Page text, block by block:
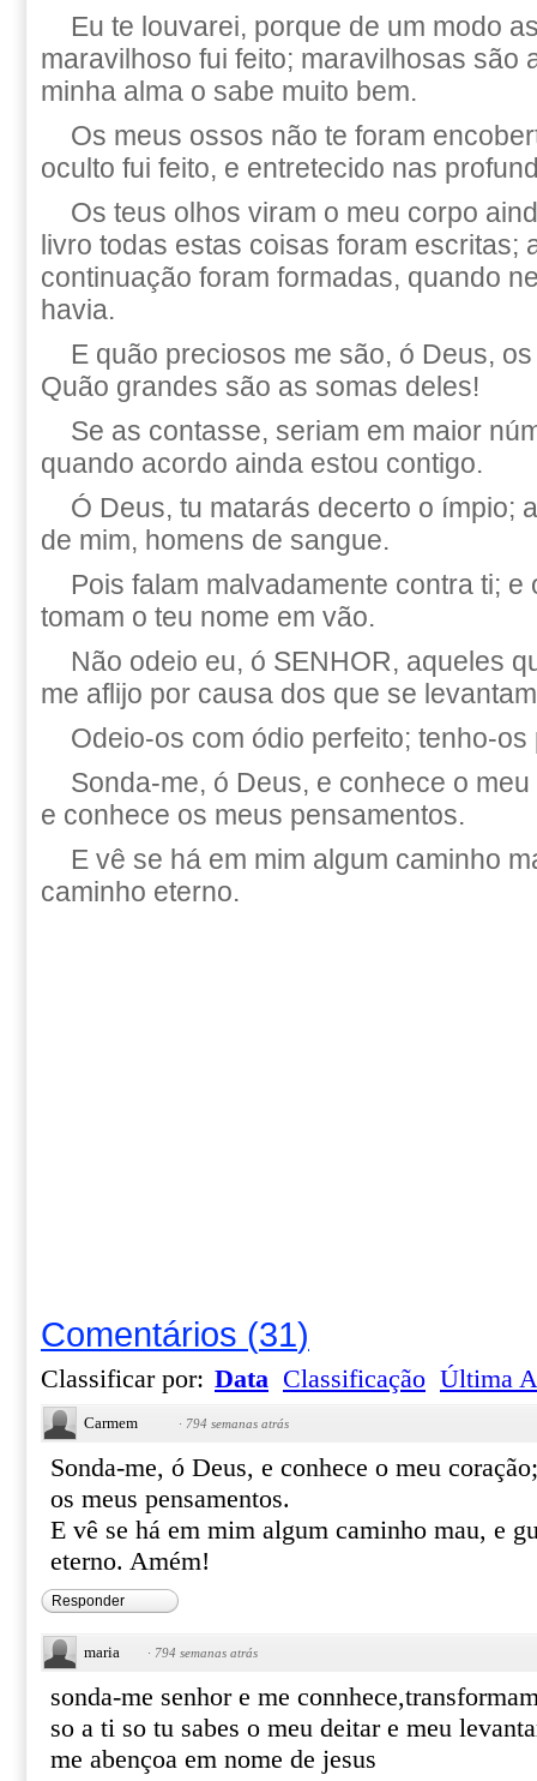
Eu te louvarei, porque de um modo
maravilhoso fui feito; maravilhosas são
minha alma o sabe muito bem.
Os meus ossos não te foram
oculto fui feito, e entretecido nas
Os teus olhos viram o meu corpo
livro todas estas coisas foram escritas;
continuação foram formadas, quando
havia.
E quão preciosos me são, ó Deus,
Quão grandes são as somas deles!
Se as contasse, seriam em maior
quando acordo ainda estou contigo.
Ó Deus, tu matarás decerto o ímpio;
de mim, homens de sangue.
Pois falam malvadamente contra ti; e
tomam o teu nome em vão.
Não odeio eu, ó SENHOR, aqueles
me aflijo por causa dos que se
Odeio-os com ódio perfeito; tenho-os
Sonda-me, ó Deus, e conhece o
e conhece os meus pensamentos.
E vê se há em mim algum caminho
caminho eterno.
Comentários (31)
Classificar por: Data Classificação Última
Carmem · 794 semanas atrás
Sonda-me, ó Deus, e conhece o meu
os meus pensamentos.
E vê se há em mim algum caminho mau, e
eterno. Amém!
Responder
maria · 794 semanas atrás
sonda-me senhor e me
so a ti so tu sabes o meu deitar e meu
me abençoa em nome de jesus